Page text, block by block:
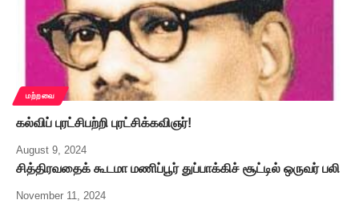
மற்றவை
கல்விப் புரட்சிபற்றி புரட்சிக்கவிஞர்!
August 9, 2024
சித்திரவதைக் கூடமா மணிப்பூர் துப்பாக்கிச் சூட்டில் ஒருவர் பலி
November 11, 2024